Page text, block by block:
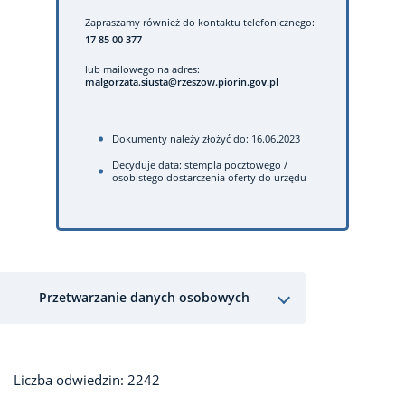
Zapraszamy również do kontaktu telefonicznego:
17 85 00 377
lub mailowego na adres:
malgorzata.siusta@rzeszow.piorin.gov.pl
Dokumenty należy złożyć do: 16.06.2023
Decyduje data: stempla pocztowego /
osobistego dostarczenia oferty do urzędu
Przetwarzanie danych osobowych
Liczba odwiedzin: 2242